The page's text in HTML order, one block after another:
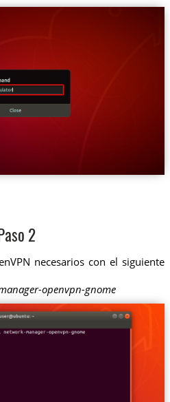
Paso 2
necesarios con el siguiente
openvpn-gnome